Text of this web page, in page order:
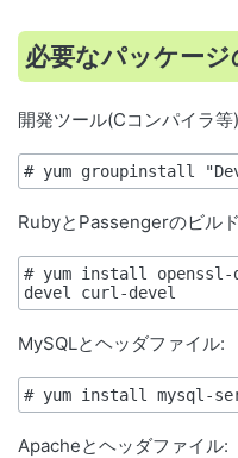
必要なパッケー
開発ツール(Cコンパイラ等
# yum groupinstall
RubyとPassengerのビル
# yum install
devel curl-devel
MySQLとヘッダファイル:
# yum install mysql-
Apacheとヘッダファイル: